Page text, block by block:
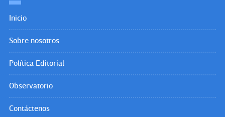
Inicio
Sobre nosotros
Política Editorial
Observatorio
Contáctenos